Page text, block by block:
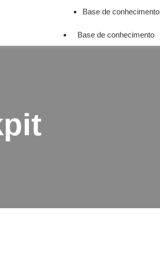
Base de conhecimento
Base de conhecimento